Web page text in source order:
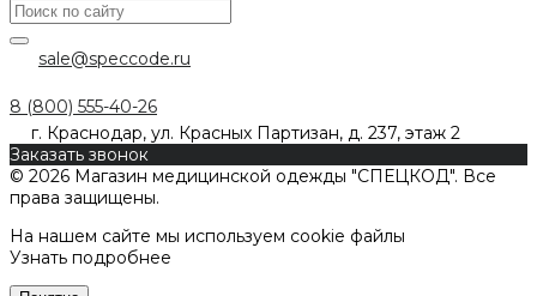
sale@speccode.ru
8 (800) 555-40-26
г. Краснодар, ул. Красных Партизан, д. 237, этаж 2
Заказать звонок
© 2026 Магазин медицинской одежды "СПЕЦКОД". Все
права защищены.
На нашем сайте мы используем cookie файлы
Узнать подробнее